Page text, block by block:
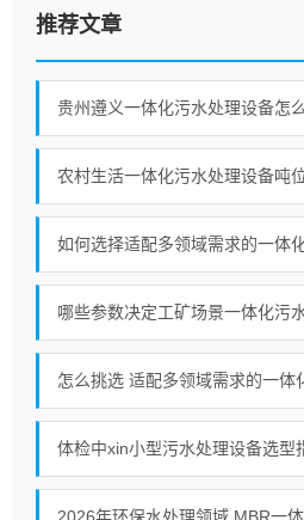
推荐文章
农村生活一体化污水处理设备吨
如何选择适配多领域需求的一体
哪些参数决定工矿场景一体化污
怎么挑选 适配多领域需求的一体
体检中xin小型污水处理设备选型